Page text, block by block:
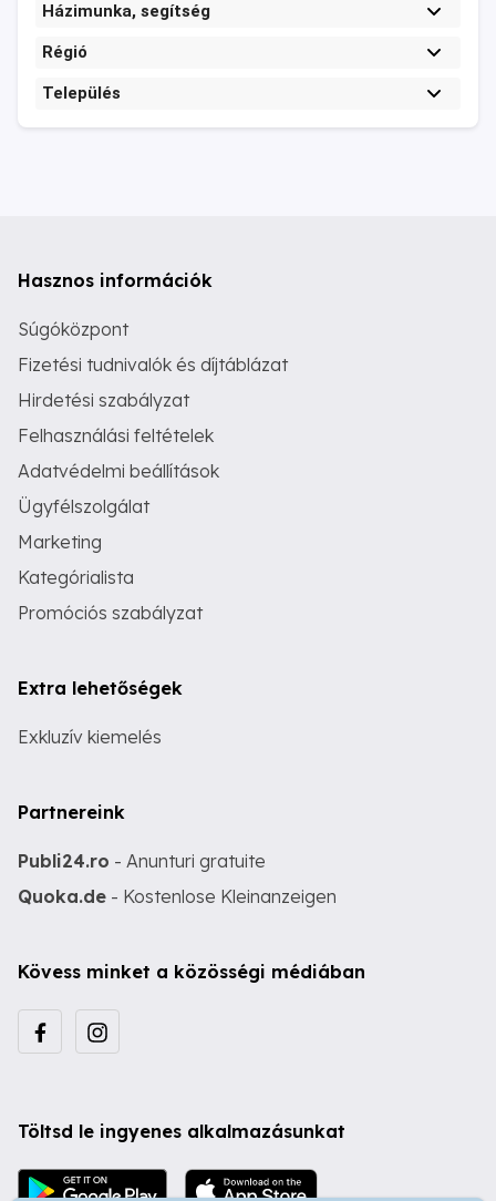
Házimunka, segítség
Régió
Település
Hasznos információk
Súgóközpont
Fizetési tudnivalók és díjtáblázat
Hirdetési szabályzat
Felhasználási feltételek
Adatvédelmi beállítások
Ügyfélszolgálat
Marketing
Kategórialista
Promóciós szabályzat
Extra lehetőségek
Exkluzív kiemelés
Partnereink
Publi24.ro - Anunturi gratuite
Quoka.de - Kostenlose Kleinanzeigen
Kövess minket a közösségi médiában
Töltsd le ingyenes alkalmazásunkat